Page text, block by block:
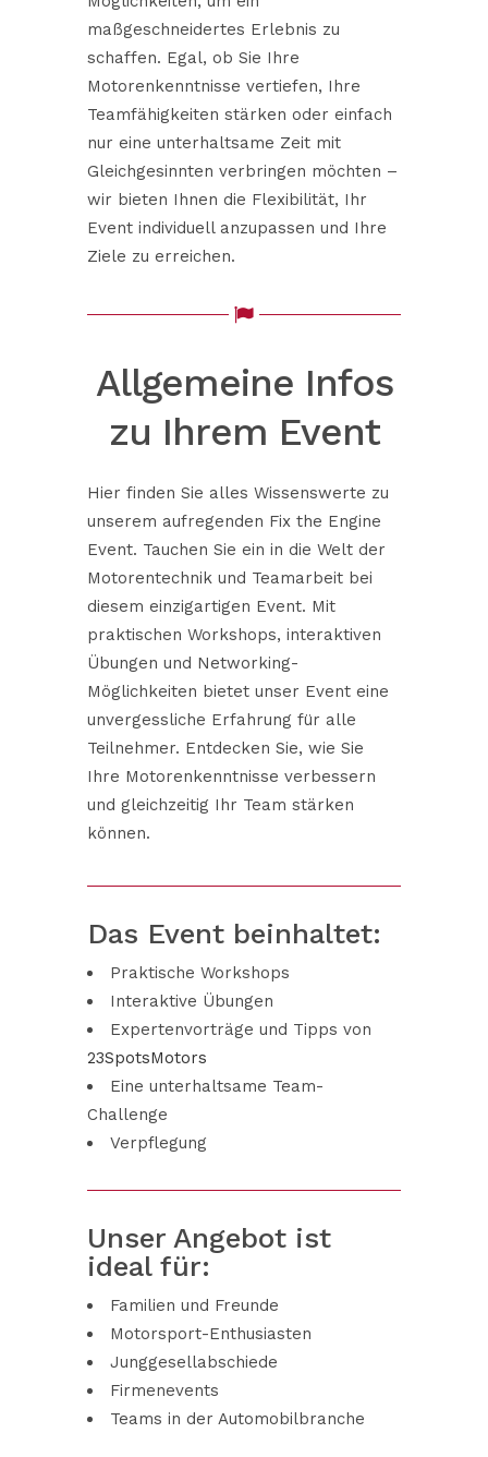
maßgeschneidertes Erlebnis zu
schaffen. Egal, ob Sie Ihre
Motorenkenntnisse vertiefen, Ihre
Teamfähigkeiten stärken oder einfach
nur eine unterhaltsame Zeit mit
Gleichgesinnten verbringen möchten –
wir bieten Ihnen die Flexibilität, Ihr
Event individuell anzupassen und Ihre
Ziele zu erreichen.
Allgemeine Infos
zu Ihrem Event
Hier finden Sie alles Wissenswerte zu
unserem aufregenden Fix the Engine
Event. Tauchen Sie ein in die Welt der
Motorentechnik und Teamarbeit bei
diesem einzigartigen Event. Mit
praktischen Workshops, interaktiven
Übungen und Networking-
Möglichkeiten bietet unser Event eine
unvergessliche Erfahrung für alle
Teilnehmer. Entdecken Sie, wie Sie
Ihre Motorenkenntnisse verbessern
und gleichzeitig Ihr Team stärken
können.
Das Event beinhaltet:
Praktische Workshops
Interaktive Übungen
Expertenvorträge und Tipps von
23SpotsMotors
Eine unterhaltsame Team-
Challenge
Verpflegung
Unser Angebot ist
ideal für:
Familien und Freunde
Motorsport-Enthusiasten
Junggesellabschiede
Firmenevents
Teams in der Automobilbranche